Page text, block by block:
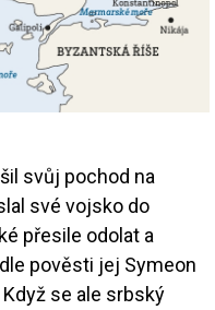
svůj pochod na
své vojsko do
přesile odolat a
pověsti jej Symeon
se ale srbský